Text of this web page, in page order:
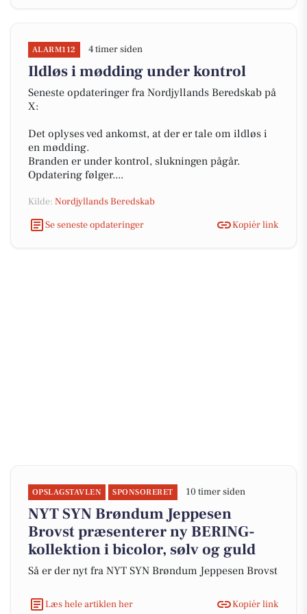
ALARM112 4 timer siden
Ildløs i mødding under kontrol
Seneste opdateringer fra Nordjyllands Beredskab på
X:
Det oplyses ved ankomst, at der er tale om ildløs i
en mødding.
Branden er under kontrol, slukningen pågår.
Opdatering følger....
Kilde: Nordjyllands Beredskab
Se seneste opdateringer
Kopiér link
OPSLAGSTAVLEN SPONSORERET 10 timer siden
NYT SYN Brøndum Jeppesen
Brovst præsenterer ny BERING-
kollektion i bicolor, sølv og guld
Så er der nyt fra NYT SYN Brøndum Jeppesen Brovst
Læs hele artiklen her Kopiér link